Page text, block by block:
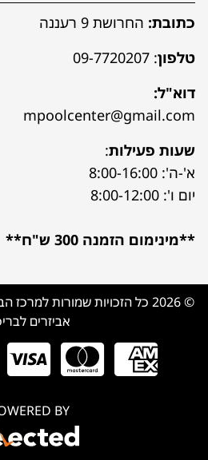
כתובת: החרושת 9 רעננה
טלפון:
09-7720207
דוא"ל:
mpoolcenter@gmail.com
שעות פעילות:
א'-ה': 8:00-16:00
יום ו': 8:00-12:00
**מינימום הזמנה 300 ש"ח**
© 2026 כל הזכויות שמורות
אביזרים
BY